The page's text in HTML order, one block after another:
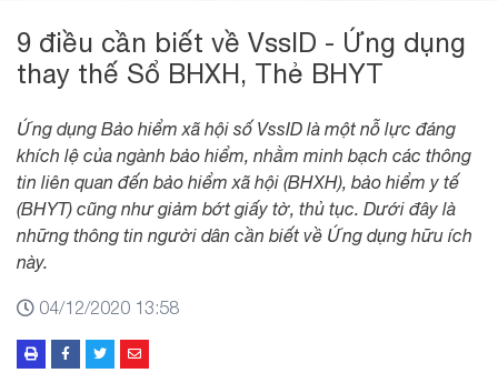
9 điều cần biết về VssID - Ứng dụng
thay thế Sổ BHXH, Thẻ BHYT
Ứng dụng Bảo hiểm xã hội số VssID là một nỗ lực đáng
khích lệ của ngành bảo hiểm, nhằm minh bạch các thông
tin liên quan đến bảo hiểm xã hội (BHXH), bảo hiểm y tế
(BHYT) cũng như giảm bớt giấy tờ, thủ tục. Dưới đây là
những thông tin người dân cần biết về Ứng dụng hữu ích
này.
04/12/2020 13:58